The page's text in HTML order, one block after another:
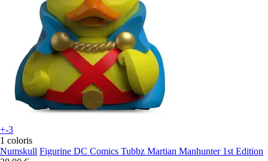
+-3
1 coloris
Numskull Figurine DC Comics Tubbz Martian Manhunter 1st Edition